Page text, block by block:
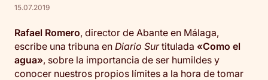
15.07.2019
Rafael Romero, director de Abante en Málaga,
escribe una tribuna en Diario Surtitulada «Como el
agua», sobre la importancia de ser humildes y
conocer nuestros propios límites a la hora de tomar